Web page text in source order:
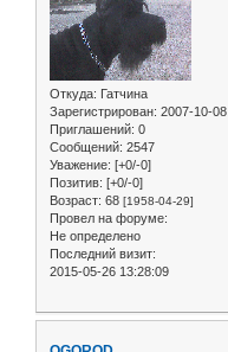
Откуда: Гатчина
Зарегистрирован: 2007-10-08
Приглашений: 0
Сообщений: 2547
Уважение: [+0/-0]
Позитив: [+0/-0]
Возраст: 68 [1958-04-29]
Провел на форуме:
Не определено
Последний визит:
2015-05-26 13:28:09